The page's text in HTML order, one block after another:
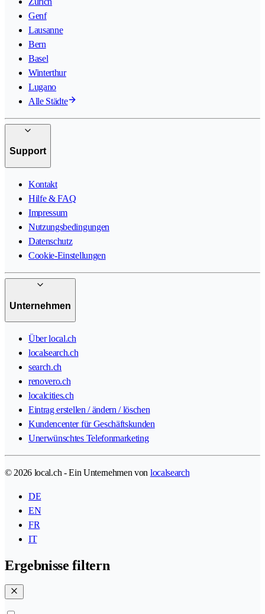
Genf
Lausanne
Bern
Basel
Winterthur
Lugano
Alle Städte
Support
Kontakt
Hilfe & FAQ
Impressum
Nutzungsbedingungen
Datenschutz
Cookie-Einstellungen
Unternehmen
Über local.ch
localsearch.ch
search.ch
renovero.ch
localcities.ch
Eintrag erstellen / ändern / löschen
Kundencenter für Geschäftskunden
Unerwünschtes Telefonmarketing
© 2026 local.ch - Ein Unternehmen von localsearch
DE
EN
FR
IT
Ergebnisse filtern